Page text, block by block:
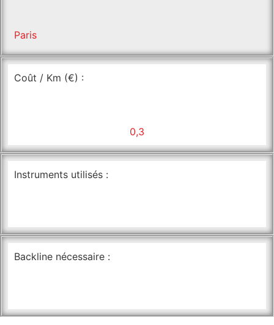
Paris
Coût / Km (€) :
0,3
Instruments utilisés :
Backline nécessaire :